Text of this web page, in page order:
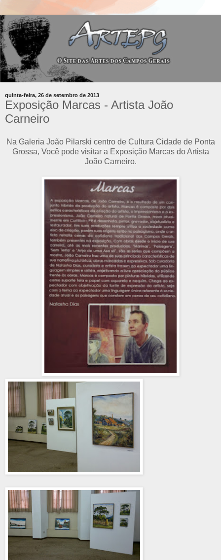
quinta-feira, 26 de setembro de 2013
Exposição Marcas - Artista João
Carneiro
Na Galeria João Pilarski centro de Cultura Cidade de Ponta
Grossa, Você pode visitar a Exposição Marcas do Artista
João Carneiro.